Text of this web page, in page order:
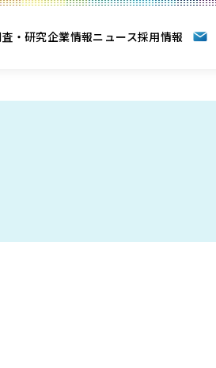
・研究企業情報ニュース採用情報